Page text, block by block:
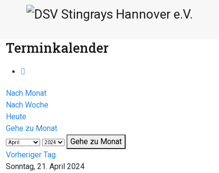
Terminkalender
Nach Monat
Nach Woche
Heute
Gehe zu Monat
Gehe zu Monat
Vorheriger Tag
Sonntag, 21. April 2024